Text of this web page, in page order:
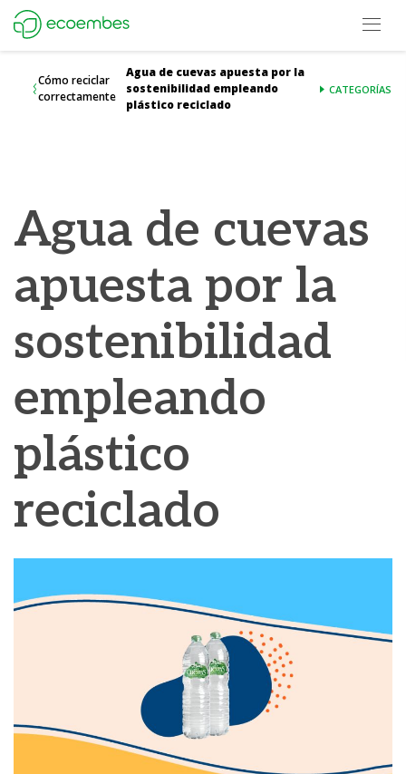
Ecoembes Reduce Reutiliza y Recicla
Open
Cómo reciclar
correctamente
Agua de cuevas apuesta por la
sostenibilidad empleando
plástico reciclado
CATEGORÍAS
Agua de cuevas
apuesta por la
sostenibilidad
empleando
plástico
reciclado